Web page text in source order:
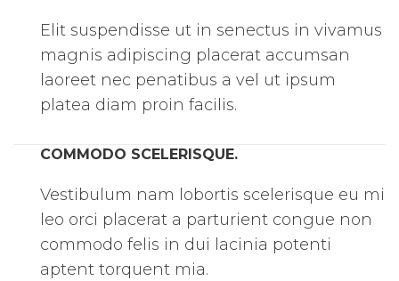
Elit suspendisse ut in senectus in vivamus
magnis adipiscing placerat accumsan
laoreet nec penatibus a vel ut ipsum
platea diam proin facilis.
COMMODO SCELERISQUE.
Vestibulum nam lobortis scelerisque eu mi
leo orci placerat a parturient congue non
commodo felis in dui lacinia potenti
aptent torquent mia.